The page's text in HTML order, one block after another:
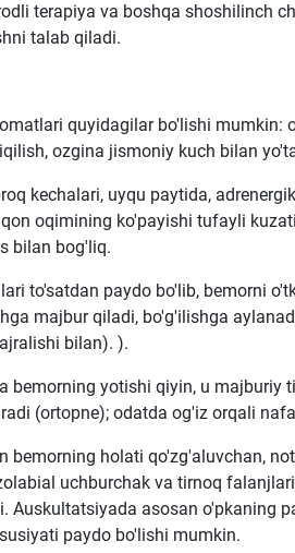
terapiya va boshqa shoshilinch
talab qiladi.
quyidagilar bo'lishi mumkin:
ozgina jismoniy kuch bilan
kechalari, uyqu paytida,
oqimining ko'payishi tufayli
bilan bog'liq.
to'satdan paydo bo'lib, bemorni
majbur qiladi, bo'g'ilishga
bilan). ).
bemorning yotishi qiyin, u
(ortopne); odatda og'iz orqali
bemorning holati qo'zg'aluvchan,
uchburchak va tirnoq
Auskultatsiyada asosan o'pkaning
paydo bo'lishi mumkin.